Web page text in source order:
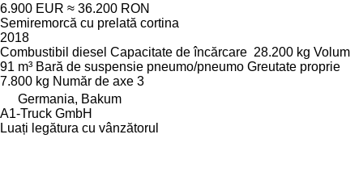
6.900 EUR ≈ 36.200 RON
Semiremorcă cu prelată cortina
2018
Combustibil diesel Capacitate de încărcare 28.200 kg Volum
91 m³ Bară de suspensie pneumo/pneumo Greutate proprie
7.800 kg Număr de axe 3
Germania, Bakum
A1-Truck GmbH
Luați legătura cu vânzătorul